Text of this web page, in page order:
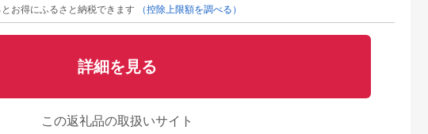
お得にふるさと納税できます
（控除上限額を調べる）
詳細を見る
この返礼品の取扱いサイト